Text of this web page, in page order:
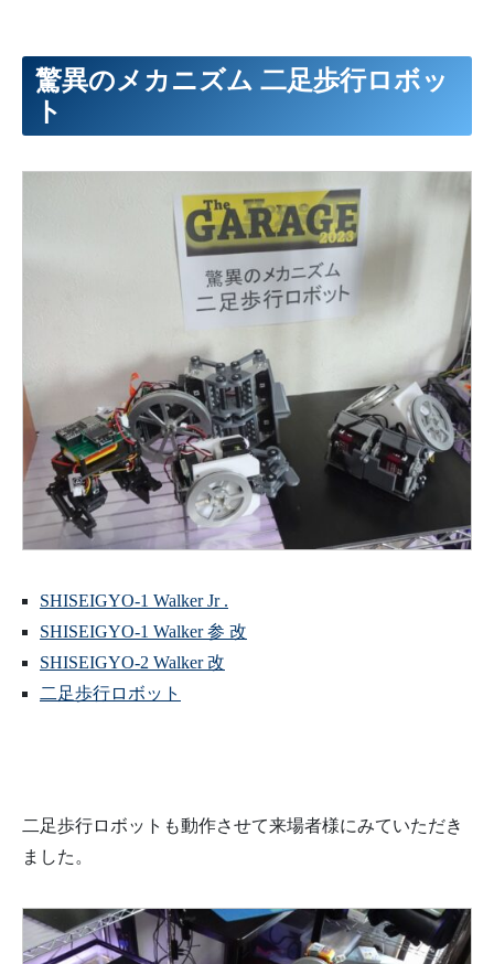
驚異のメカニズム 二足歩行ロボッ
ト
SHISEIGYO-1 Walker Jr .
SHISEIGYO-1 Walker 参 改
SHISEIGYO-2 Walker 改
二足歩行ロボット
二足歩行ロボットも動作させて来場者様にみていただき
ました。